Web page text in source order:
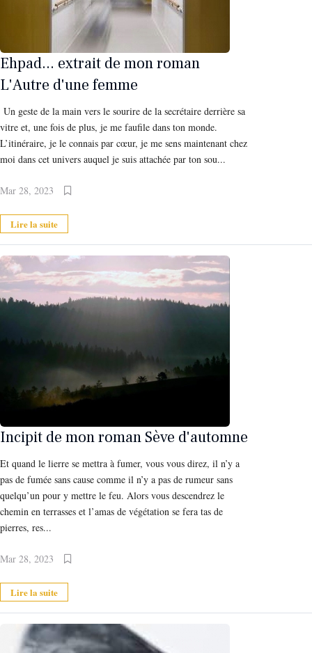
Ehpad... extrait de mon roman
L'Autre d'une femme
Un geste de la main vers le sourire de la secrétaire derrière sa
vitre et, une fois de plus, je me faufile dans ton monde.
L’itinéraire, je le connais par cœur, je me sens maintenant chez
moi dans cet univers auquel je suis attachée par ton sou...
Mar 28, 2023
Lire la suite
Incipit de mon roman Sève d'automne
Et quand le lierre se mettra à fumer, vous vous direz, il n’y a
pas de fumée sans cause comme il n’y a pas de rumeur sans
quelqu’un pour y mettre le feu. Alors vous descendrez le
chemin en terrasses et l’amas de végétation se fera tas de
pierres, res...
Mar 28, 2023
Lire la suite